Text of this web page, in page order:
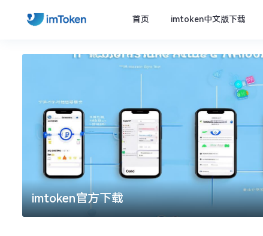
首页 imtoken中文版下载
imtoken官方下载